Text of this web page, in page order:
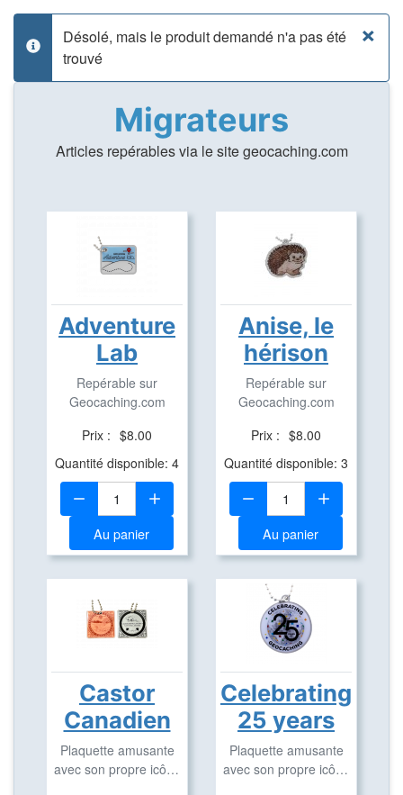
×
info
Désolé, mais le produit demandé n'a pas été
trouvé
Migrateurs
Articles repérables via le site geocaching.com
Adventure
Lab
Repérable sur
Geocaching.com
Prix : $8.00
Quantité disponible: 4
Quantité:
Au panier
Anise, le
hérison
Repérable sur
Geocaching.com
Prix : $8.00
Quantité disponible: 3
Quantité:
Au panier
Castor
Canadien
Plaquette amusante
avec son propre icône
Celebrating
25 years
Plaquette amusante
avec son propre icône